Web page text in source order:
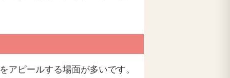
アピールする場面が多いです。